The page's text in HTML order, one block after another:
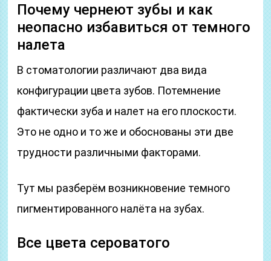
Почему чернеют зубы и как
неопасно избавиться от темного
налета
В стоматологии различают два вида
конфигурации цвета зубов. Потемнение
фактически зуба и налет на его плоскости.
Это не одно и то же и обоснованы эти две
трудности различными факторами.
Тут мы разберём возникновение темного
пигментированного налёта на зубах.
Все цвета сероватого